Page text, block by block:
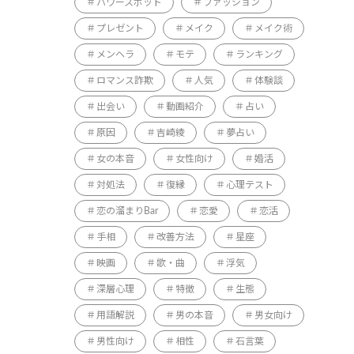
パワースポット ファッション
プレゼント メイク メイク術
メンヘラ モテ ランキング
ロマンス詐欺 人気 体験談
出会い 動画紹介 占い
原因 吉崎綾 夢占い
女の本音 女性向け 婚活
対処法 復縁 心理テスト
恋の溜まりBar 恋愛 恋活
手相 改善方法 星座
映画 歌・曲 浮気
深層心理 特徴 生態
用語解説 男の本音 男女向け
男性向け 相性 石言葉